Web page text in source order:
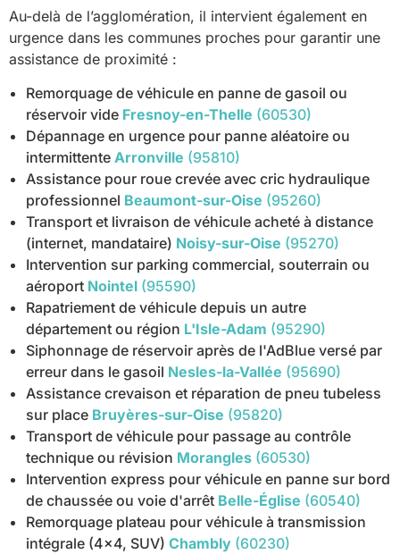
Au-delà de l’agglomération, il intervient également en
urgence dans les communes proches pour garantir une
assistance de proximité :
Remorquage de véhicule en panne de gasoil ou
réservoir vide Fresnoy-en-Thelle (60530)
Dépannage en urgence pour panne aléatoire ou
intermittente Arronville (95810)
Assistance pour roue crevée avec cric hydraulique
professionnel Beaumont-sur-Oise (95260)
Transport et livraison de véhicule acheté à distance
(internet, mandataire) Noisy-sur-Oise (95270)
Intervention sur parking commercial, souterrain ou
aéroport Nointel (95590)
Rapatriement de véhicule depuis un autre
département ou région L'Isle-Adam (95290)
Siphonnage de réservoir après de l'AdBlue versé par
erreur dans le gasoil Nesles-la-Vallée (95690)
Assistance crevaison et réparation de pneu tubeless
sur place Bruyères-sur-Oise (95820)
Transport de véhicule pour passage au contrôle
technique ou révision Morangles (60530)
Intervention express pour véhicule en panne sur bord
de chaussée ou voie d'arrêt Belle-Église (60540)
Remorquage plateau pour véhicule à transmission
intégrale (4x4, SUV) Chambly (60230)